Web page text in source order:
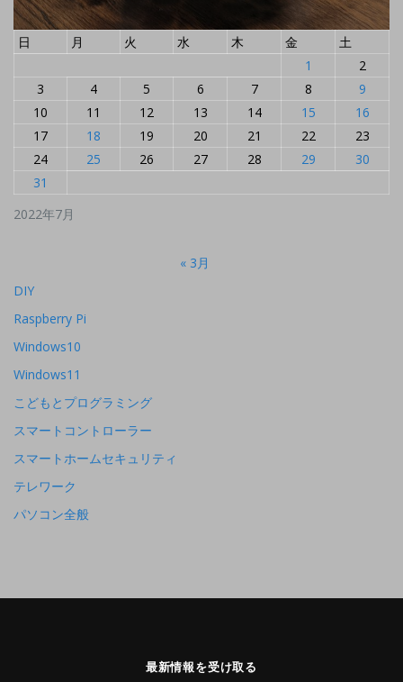
2022年7月
日 月 火 水 木 金
土
1
2
3
4 5 6 7 8
9
10
11 12 13 14 15
16
17
18 19 20 21 22
23
24
25 26 27 28 29
30
31
« 3月
DIY
Raspberry Pi
Windows10
Windows11
こどもとプログラミング
スマートコントローラー
スマートホームセキュリティ
テレワーク
パソコン全般
最新情報を受け取る